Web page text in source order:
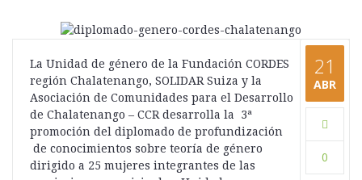
21
ABR
0
La Unidad de género de la Fundación CORDES
región Chalatenango, SOLIDAR Suiza y la
Asociación de Comunidades para el Desarrollo
de Chalatenango – CCR desarrolla la 3ª
promoción del diplomado de profundización
de conocimientos sobre teoría de género
dirigido a 25 mujeres integrantes de las